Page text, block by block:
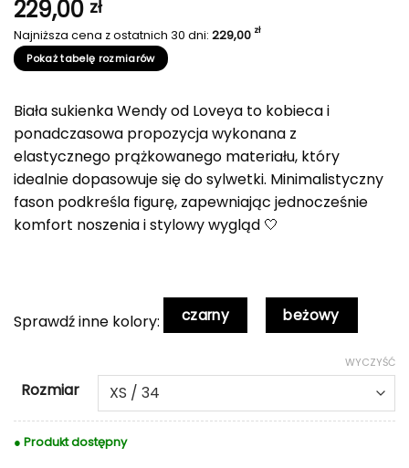
229,00 zł
Najniższa cena z ostatnich 30 dni: 229,00 zł
Pokaż tabelę rozmiarów
Biała sukienka Wendy od Loveya to kobieca i
ponadczasowa propozycja wykonana z
elastycznego prążkowanego materiału, który
idealnie dopasowuje się do sylwetki. Minimalistyczny
fason podkreśla figurę, zapewniając jednocześnie
komfort noszenia i stylowy wygląd 🤍
Sprawdź inne kolory: czarny beżowy
Rozmiar
WYCZYŚĆ
● Produkt dostępny